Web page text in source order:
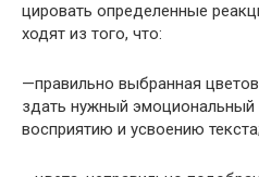
цировать определенные
ходят из того, что:
—правильно выбранная
здать нужный
восприятию и усвоению текста;